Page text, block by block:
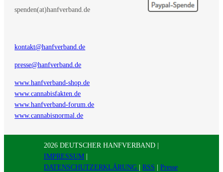
spenden(at)hanfverband.de
kontakt@hanfverband.de
presse@hanfverband.de
www.hanfverband-shop.de
www.cannabisfakten.de
www.hanfverband-forum.de
www.cannabisnormal.de
2026 DEUTSCHER HANFVERBAND |
IMPRESSUM |
DATENSCHUTZERKLÄRUNG | RSS | Presse